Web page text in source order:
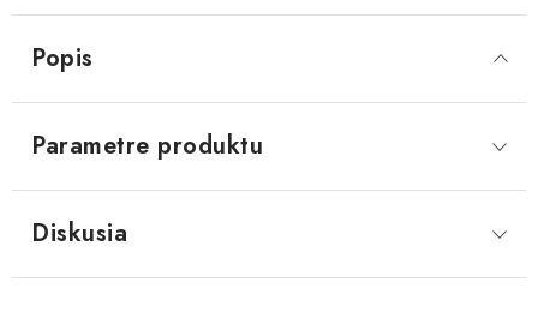
Popis
Parametre produktu
Diskusia